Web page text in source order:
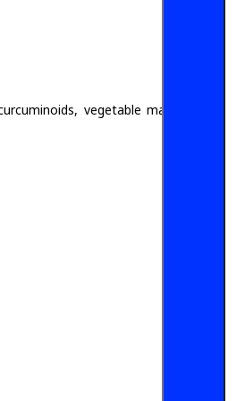
vegetable magnesium